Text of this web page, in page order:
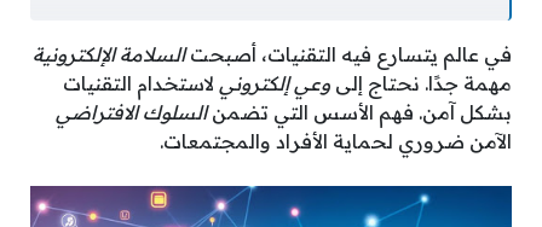
في عالم يتسارع فيه التقنيات، أصبحتالسلامة الإلكترونية
مهمة جدًا. نحتاج إلى وعي إلكتروني لاستخدام التقنيات
بشكل آمن. فهم الأسس التي تضمنالسلوك الافتراضي
الآمن ضروري لحماية الأفراد والمجتمعات.